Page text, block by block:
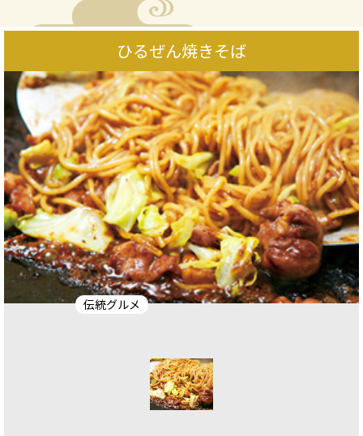
ひるぜん焼きそば
伝統グルメ